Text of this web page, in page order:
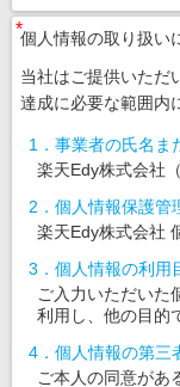
個人情報の取り扱い
当社はご提供いただ
達成に必要な範囲内
1．事業者の氏名ま
楽天Edy株式会社
2．個人情報保護管
楽天Edy株式会社
3．個人情報の利用
ご入力いただいた
利用し、他の目的
4．個人情報の第三
ご本人の同意があ
*